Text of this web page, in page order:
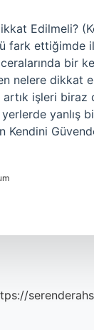
Edilmeli?
fark ettiğimde
bir
nelere
işleri biraz
yanlış
Kendini